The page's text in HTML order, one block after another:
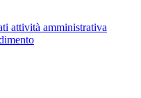
attività amministrativa